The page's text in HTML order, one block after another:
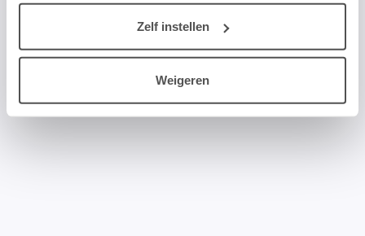
Zelf instellen
Weigeren